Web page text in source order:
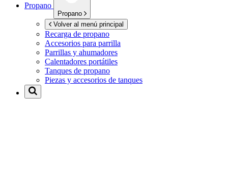
Propano
Propano
Volver al menú principal
Recarga de propano
Accesorios para parrilla
Parrillas y ahumadores
Calentadores portátiles
Tanques de propano
Piezas y accesorios de tanques